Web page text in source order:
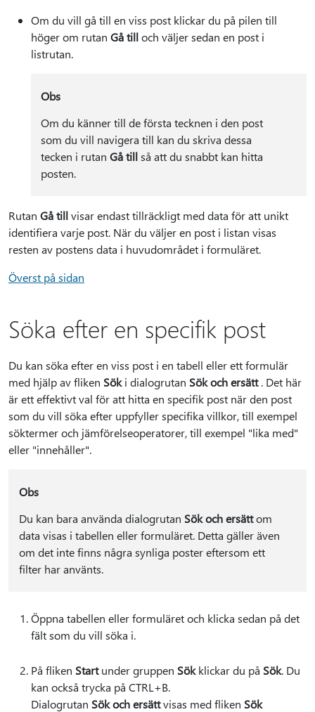
Om du vill gå till en viss post klickar du på pilen till
höger om rutan Gå tilloch väljer sedan en post i
listrutan.
Obs
Om du känner till de första tecknen i den post
som du vill navigera till kan du skriva dessa
tecken i rutan Gå tillså att du snabbt kan hitta
posten.
Rutan Gå tillvisar endast tillräckligt med data för att unikt
identifiera varje post. När du väljer en post i listan visas
resten av postens data i huvudområdet i formuläret.
Överst på sidan
Söka efter en specifik post
Du kan söka efter en viss post i en tabell eller ett formulär
med hjälp av fliken Söki dialogrutan Sök och ersätt. Det här
är ett effektivt val för att hitta en specifik post när den post
som du vill söka efter uppfyller specifika villkor, till exempel
söktermer och jämförelseoperatorer, till exempel "lika med"
eller "innehåller".
Obs
Du kan bara använda dialogrutan Sök och ersättom
data visas i tabellen eller formuläret. Detta gäller även
om det inte finns några synliga poster eftersom ett
filter har använts.
Öppna tabellen eller formuläret och klicka sedan på det
fält som du vill söka i.
På fliken Startunder gruppen Sökklickar du på Sök. Du
kan också trycka på CTRL+B.
Dialogrutan Sök och ersättvisas med fliken Sök